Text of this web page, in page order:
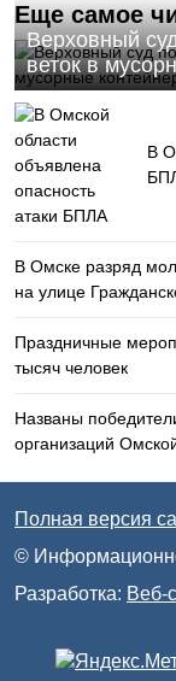
Еще самое
Верховный
веток в
В
В Омске разряд
на улице
Праздничные
тысяч человек
Названы
организаций
Полная версия
©
Разработка: Веб-